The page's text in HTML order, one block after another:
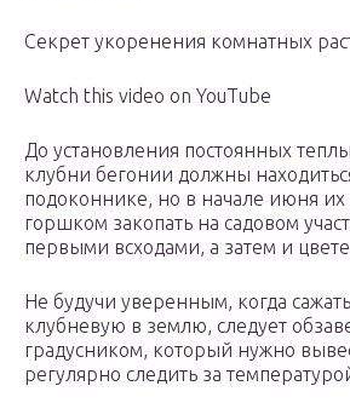
Секрет укоренения комнатных
Watch this video on YouTube
До установления постоянных
клубни бегонии должны
подоконнике, но в начале июня
горшком закопать на садовом
первыми всходами, а затем и
Не будучи уверенным, когда
клубневую в землю, следует
градусником, который нужно
регулярно следить за